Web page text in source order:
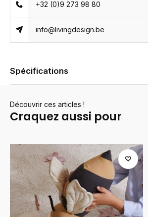
+32 (0)9 273 98 80
info@livingdesign.be
Spécifications
Découvrir ces articles !
Craquez aussi pour